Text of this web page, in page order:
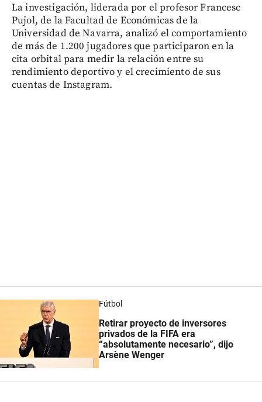
La investigación, liderada por el profesor Francesc
Pujol, de la Facultad de Económicas de la
Universidad de Navarra, analizó el comportamiento
de más de 1.200 jugadores que participaron en la
cita orbital para medir la relación entre su
rendimiento deportivo y el crecimiento de sus
cuentas de Instagram.
Fútbol
Retirar proyecto de inversores
privados de la FIFA era
“absolutamente necesario”, dijo
Arsène Wenger